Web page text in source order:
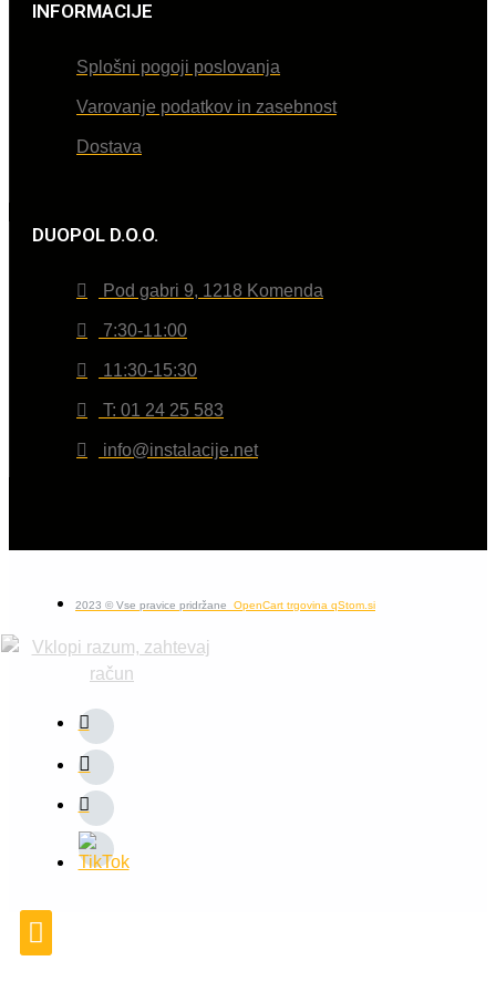
INFORMACIJE
Splošni pogoji poslovanja
Varovanje podatkov in zasebnost
Dostava
DUOPOL D.O.O.
Pod gabri 9, 1218 Komenda
7:30-11:00
11:30-15:30
T: 01 24 25 583
info@instalacije.net
2023 © Vse pravice pridržane OpenCart trgovina qStom.si